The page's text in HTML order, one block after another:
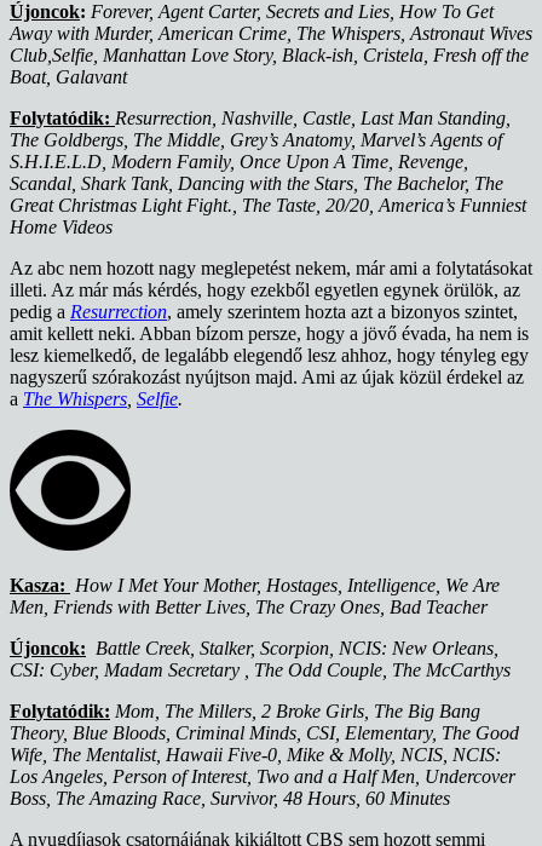
Újoncok: Forever, Agent Carter, Secrets and Lies, How To Get
Away with Murder, American Crime, The Whispers, Astronaut Wives
Club,Selfie, Manhattan Love Story, Black-ish, Cristela, Fresh off the
Boat, Galavant
Folytatódik: Resurrection, Nashville, Castle, Last Man Standing,
The Goldbergs, The Middle, Grey’s Anatomy, Marvel’s Agents of
S.H.I.E.L.D, Modern Family, Once Upon A Time, Revenge,
Scandal, Shark Tank, Dancing with the Stars, The Bachelor, The
Great Christmas Light Fight., The Taste, 20/20, America’s Funniest
Home Videos
Az abc nem hozott nagy meglepetést nekem, már ami a folytatásokat
illeti. Az már más kérdés, hogy ezekből egyetlen egynek örülök, az
pedig a Resurrection, amely szerintem hozta azt a bizonyos szintet,
amit kellett neki. Abban bízom persze, hogy a jövő évada, ha nem is
lesz kiemelkedő, de legalább elegendő lesz ahhoz, hogy tényleg egy
nagyszerű szórakozást nyújtson majd. Ami az újak közül érdekel az
a The Whispers Selfie.
Kasza: How I Met Your Mother, Hostages, Intelligence, We Are
Men, Friends with Better Lives, The Crazy Ones, Bad Teacher
Újoncok: Battle Creek, Stalker, Scorpion, NCIS: New Orleans,
CSI: Cyber, Madam Secretary , The Odd Couple, The McCarthys
Folytatódik: Mom, The Millers, 2 Broke Girls, The Big Bang
Theory, Blue Bloods, Criminal Minds, CSI, Elementary, The Good
Wife, The Mentalist, Hawaii Five-0, Mike & Molly, NCIS, NCIS:
Los Angeles, Person of Interest, Two and a Half Men, Undercover
Boss, The Amazing Race, Survivor, 48 Hours, 60 Minutes
A nyugdíjasok csatornájának kikiáltott CBS sem hozott semmi